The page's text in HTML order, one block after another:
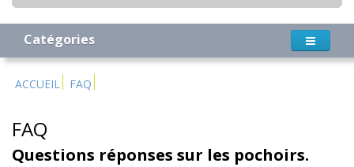
Catégories
ACCUEIL FAQ
FAQ
Questions réponses sur les pochoirs.